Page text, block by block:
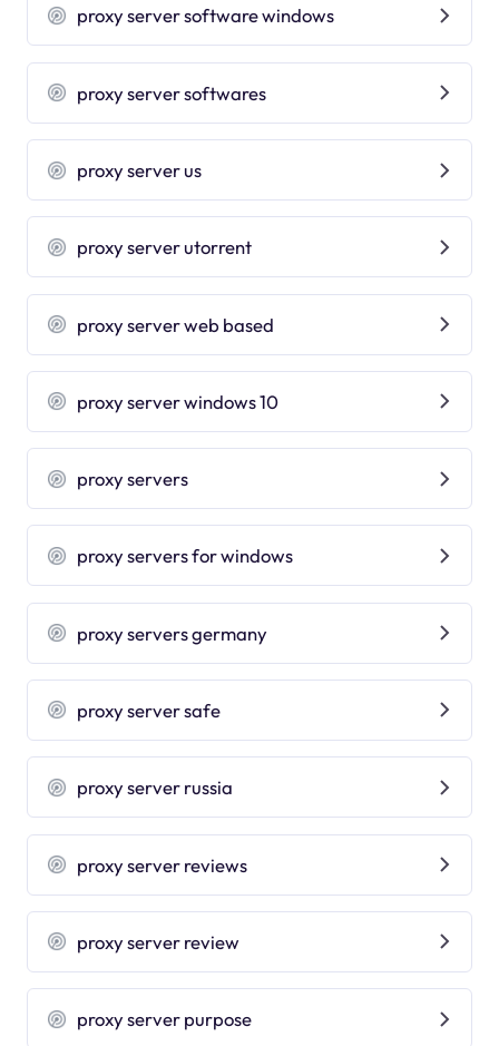
proxy server software windows
proxy server softwares
proxy server us
proxy server utorrent
proxy server web based
proxy server windows 10
proxy servers
proxy servers for windows
proxy servers germany
proxy server safe
proxy server russia
proxy server reviews
proxy server review
proxy server purpose